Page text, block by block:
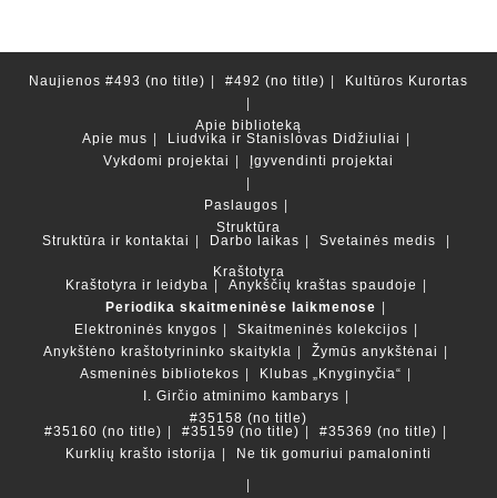
Naujienos #493 (no title) #492 (no title) Kultūros Kurortas
Apie biblioteką
Apie mus
Liudvika ir Stanislovas Didžiuliai
Vykdomi projektai
Įgyvendinti projektai
Paslaugos
Struktūra
Struktūra ir kontaktai
Darbo laikas
Svetainės medis
Kraštotyra
Kraštotyra ir leidyba
Anykščių kraštas spaudoje
Periodika skaitmeninėse laikmenose
Elektroninės knygos
Skaitmeninės kolekcijos
Anykštėno kraštotyrininko skaitykla
Žymūs anykštėnai
Asmeninės bibliotekos
Klubas „Knyginyčia“
I. Girčio atminimo kambarys
#35158 (no title)
#35160 (no title)
#35159 (no title)
#35369 (no title)
Kurklių krašto istorija
Ne tik gomuriui pamaloninti